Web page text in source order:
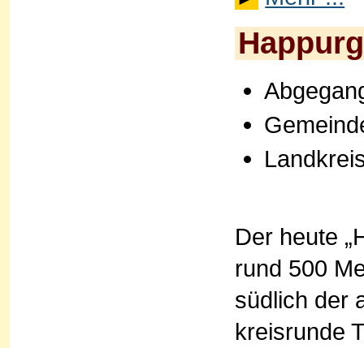
Der heute
rund 500
südlich der
kreisrunde